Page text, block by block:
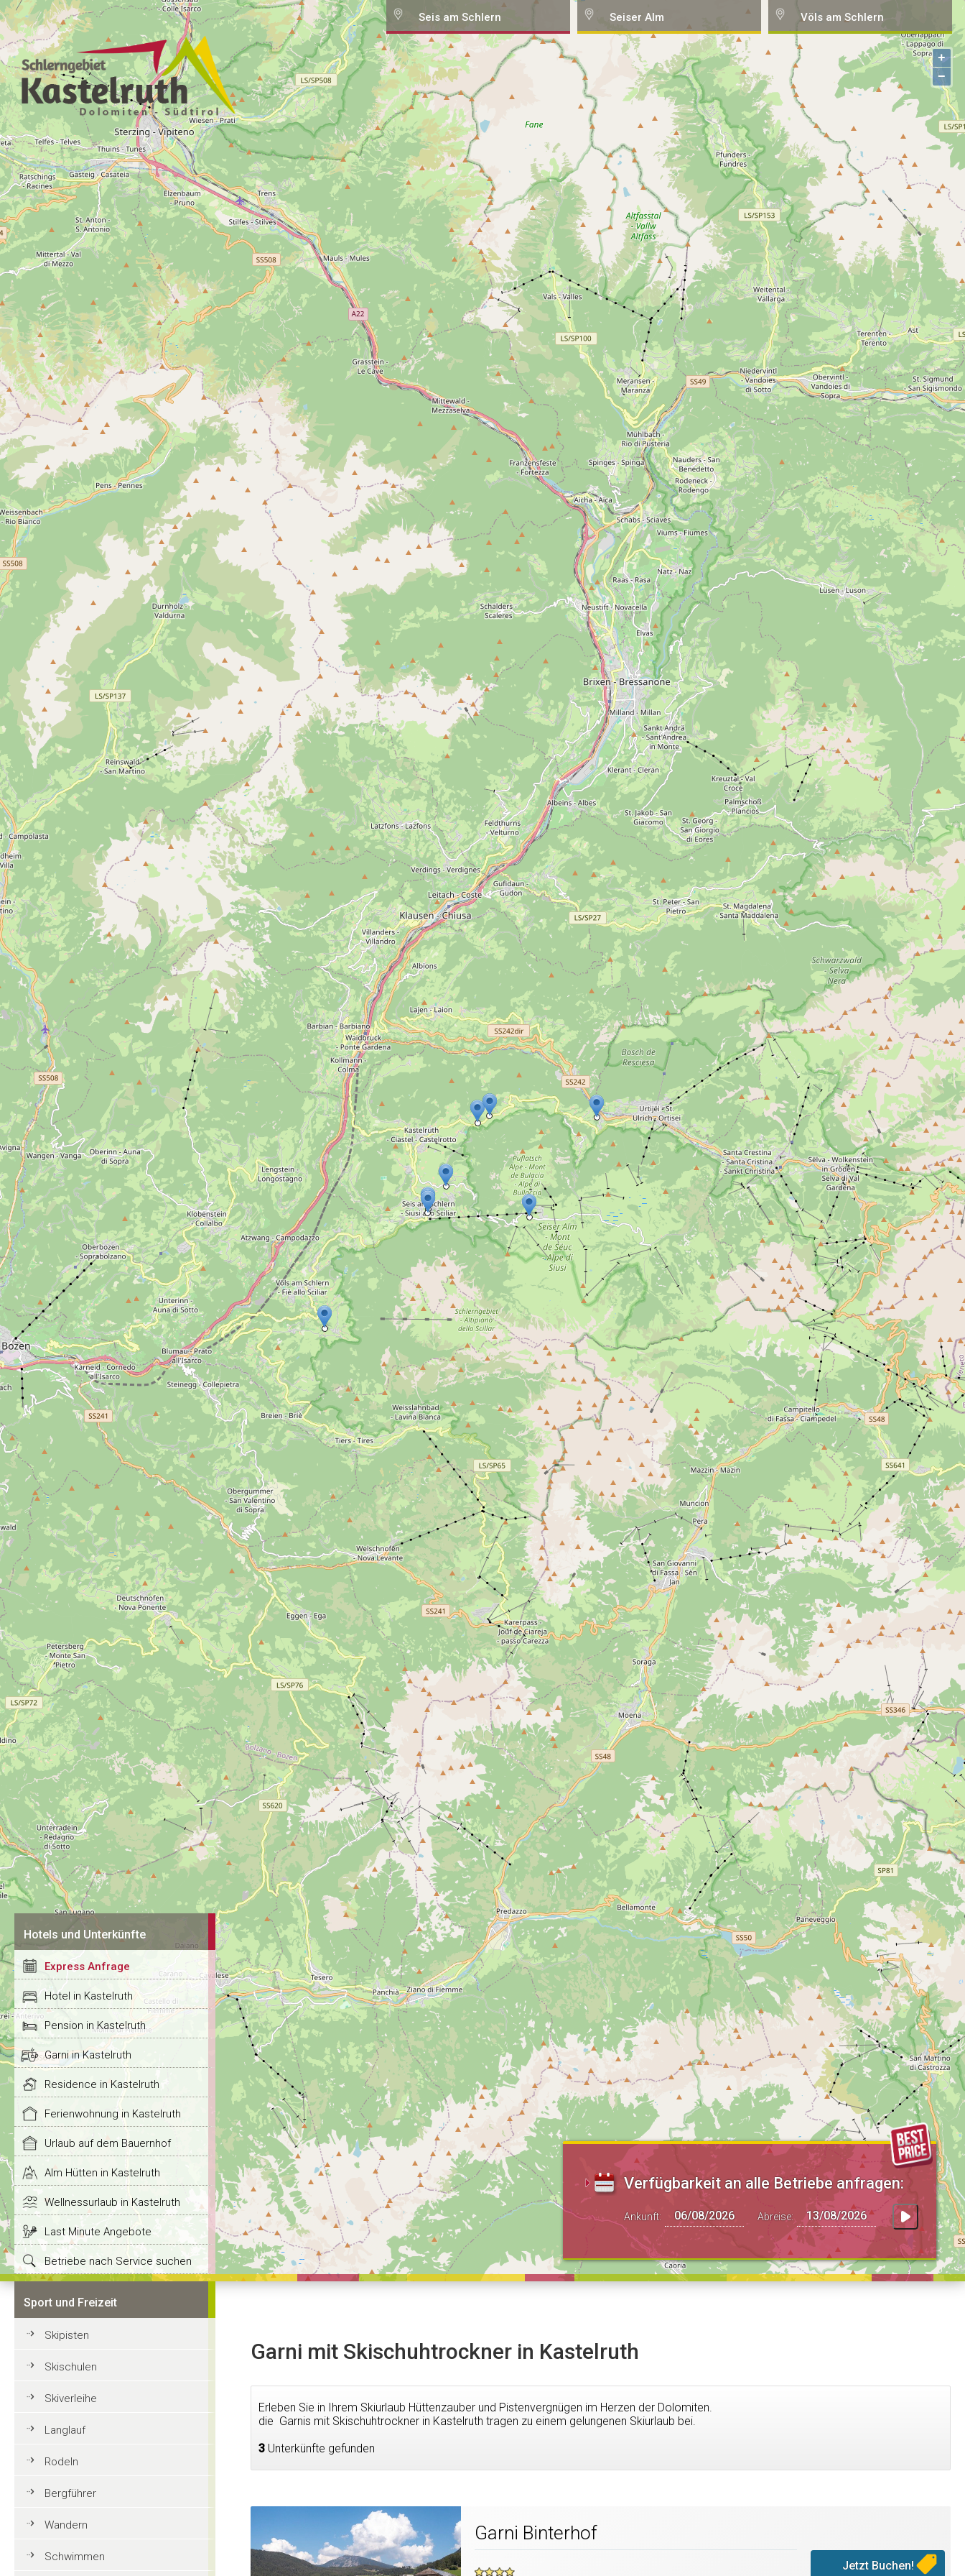
Hotels und Unterkünfte
Express Anfrage
Hotel in Kastelruth
Pension in Kastelruth
Garni in Kastelruth
Residence in Kastelruth
Ferienwohnung in Kastelruth
Urlaub auf dem Bauernhof
Alm Hütten in Kastelruth
Wellnessurlaub in Kastelruth
Last Minute Angebote
Betriebe nach Service suchen
Seis am Schlern Seiser Alm Völs am Schlern
+
−
Sport und Freizeit
Skipisten
Skischulen
Skiverleihe
Langlauf
Rodeln
Bergführer
Wandern
Schwimmen
Verfügbarkeit an alle Betriebe anfragen:
Ankunft: Abreise:
Garni mit Skischuhtrockner in Kastelruth
Erleben Sie in Ihrem Skiurlaub Hüttenzauber und Pistenvergnügen im Herzen der Dolomiten.
die Garnis mit Skischuhtrockner in Kastelruth tragen zu einem gelungenen Skiurlaub bei.
3 Unterkünfte gefunden
Garni Binterhof
Jetzt Buchen!